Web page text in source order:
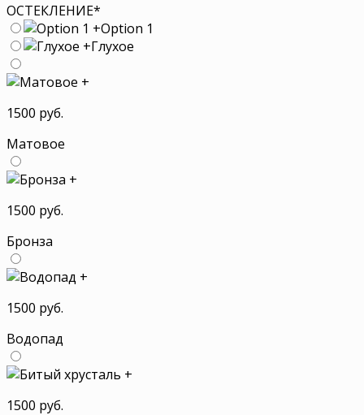
ОСТЕКЛЕНИЕ*
+Option 1
+Глухое
+
1500 руб.
Матовое
+
1500 руб.
Бронза
+
1500 руб.
Водопад
+
1500 руб.